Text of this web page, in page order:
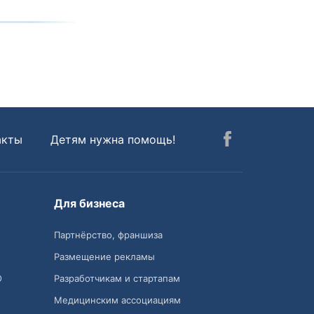
Детям нужна помощь!
Для бизнеса
Партнёрство, франшиза
Размещение рекламы
Разработчикам и стартапам
Медицинским ассоциациям